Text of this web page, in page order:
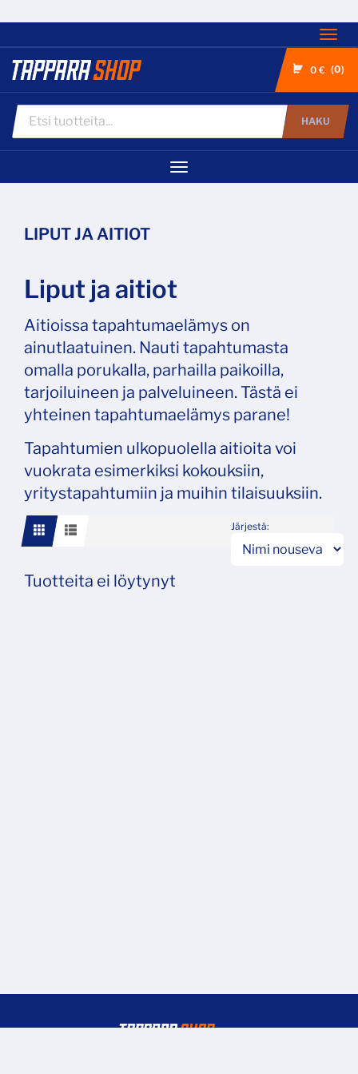
0 € 0
HAKU
Navigaatio
LIPUT JA AITIOT
Liput ja aitiot
Aitioissa tapahtumaelämys on
ainutlaatuinen. Nauti tapahtumasta
omalla porukalla, parhailla paikoilla,
tarjoiluineen ja palveluineen. Tästä ei
yhteinen tapahtumaelämys parane!
Tapahtumien ulkopuolella aitioita voi
vuokrata esimerkiksi kokouksiin,
yritystapahtumiin ja muihin tilaisuuksiin.
Järjestä:
Tuotteita ei löytynyt